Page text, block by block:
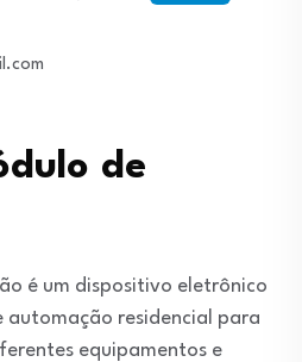
Estoquista: O guia para…
de Conteúdo…
de Sucesso trabalhando…
de
é um dispositivo eletrônico
automação residencial para
equipamentos e